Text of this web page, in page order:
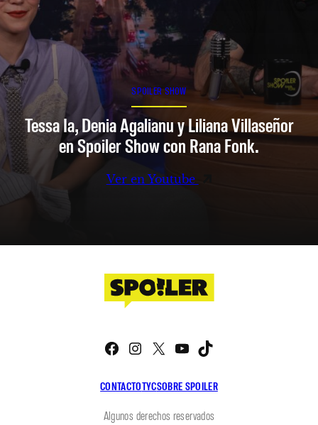
SPOILER SHOW
Tessa Ia, Denia Agalianu y Liliana Villaseñor
en Spoiler Show con Rana Fonk.
Ver en Youtube
CONTACTOTYCSOBRE SPOILER
Facebook
Instagram
X YouTube
Algunos derechos reservados